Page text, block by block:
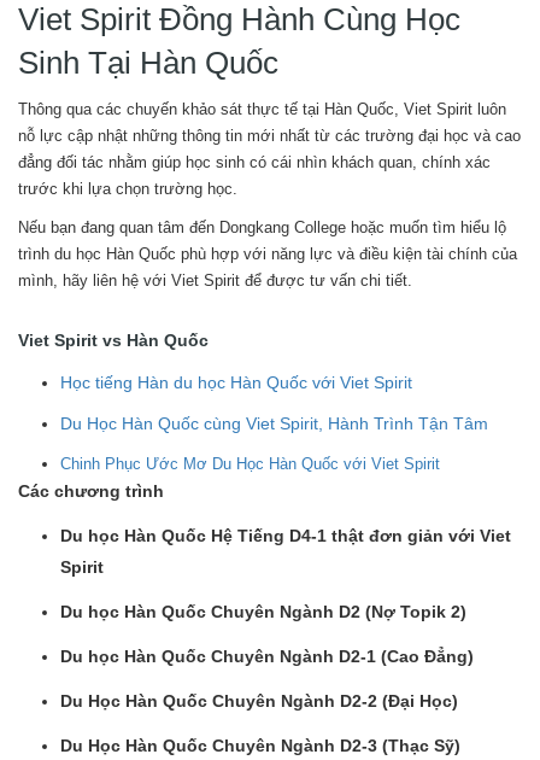
Viet Spirit Đồng Hành Cùng Học
Sinh Tại Hàn Quốc
Thông qua các chuyến khảo sát thực tế tại Hàn Quốc, Viet Spirit luôn
nỗ lực cập nhật những thông tin mới nhất từ các trường đại học và cao
đẳng đối tác nhằm giúp học sinh có cái nhìn khách quan, chính xác
trước khi lựa chọn trường học.
Nếu bạn đang quan tâm đến Dongkang College hoặc muốn tìm hiểu lộ
trình du học Hàn Quốc phù hợp với năng lực và điều kiện tài chính của
mình, hãy liên hệ với Viet Spirit để được tư vấn chi tiết.
Viet Spirit vs Hàn Quốc
Học tiếng Hàn du học Hàn Quốc với Viet Spirit
Du Học Hàn Quốc cùng Viet Spirit, Hành Trình Tận Tâm
Chinh Phục Ước Mơ Du Học Hàn Quốc với Viet Spirit
Các chương trình
Du học Hàn Quốc Hệ Tiếng D4-1 thật đơn giản với Viet
Spirit
Du học Hàn Quốc Chuyên Ngành D2 (Nợ Topik 2)
Du học Hàn Quốc Chuyên Ngành D2-1 (Cao Đẳng)
Du Học Hàn Quốc Chuyên Ngành D2-2 (Đại Học)
Du Học Hàn Quốc Chuyên Ngành D2-3 (Thạc Sỹ)